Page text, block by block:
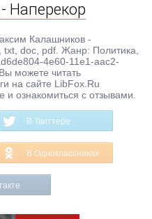
Наперекор
Калашников -
doc, pdf. Жанр: Политика,
4e60-11e1-aac2-
можете читать
на сайте LibFox.Ru
ознакомиться с отзывами.
В Твиттере
В Одноклассниках